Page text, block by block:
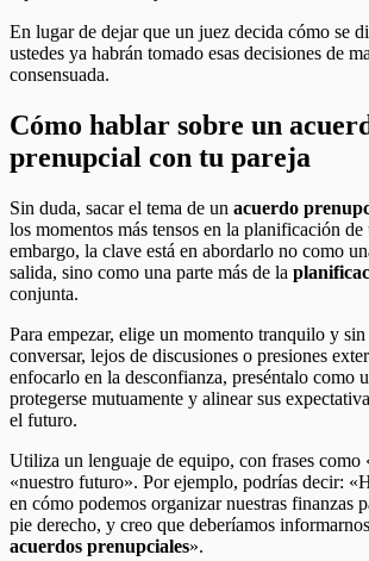
En lugar de dejar que un juez decida cómo se
ustedes ya habrán tomado esas decisiones de
consensuada.
Cómo hablar sobre un
prenupcial con tu pareja
Sin duda, sacar el tema de un acuerdo
los momentos más tensos en la planificación de
embargo, la clave está en abordarlo no como
salida, sino como una parte más de la
conjunta.
Para empezar, elige un momento tranquilo y sin
conversar, lejos de discusiones o presiones
enfocarlo en la desconfianza, preséntalo como
protegerse mutuamente y alinear sus
el futuro.
Utiliza un lenguaje de equipo, con frases como
«nuestro futuro». Por ejemplo, podrías decir:
en cómo podemos organizar nuestras finanzas
pie derecho, y creo que deberíamos
acuerdos prenupciales».